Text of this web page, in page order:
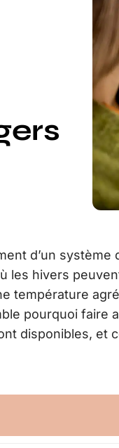
d’un système
les hivers
température
pourquoi faire
disponibles, et